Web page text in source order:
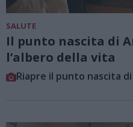
SALUTE
Il punto nascita di
l’albero della vita
Riapre il punto nascita